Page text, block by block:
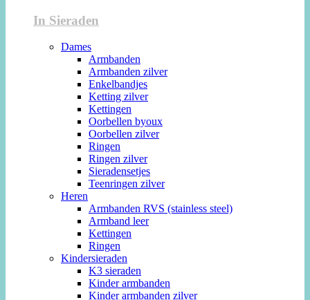
In Sieraden
Dames
Armbanden
Armbanden zilver
Enkelbandjes
Ketting zilver
Kettingen
Oorbellen byoux
Oorbellen zilver
Ringen
Ringen zilver
Sieradensetjes
Teenringen zilver
Heren
Armbanden RVS (stainless steel)
Armband leer
Kettingen
Ringen
Kindersieraden
K3 sieraden
Kinder armbanden
Kinder armbanden zilver